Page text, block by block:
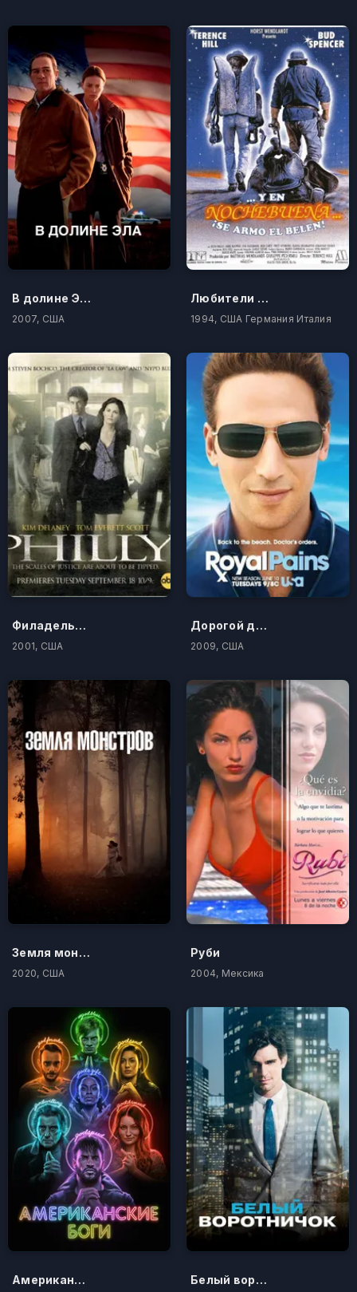
В долине Эла
2007, США
Любители неприятностей
1994, США Германия Италия
Филадельфия
2001, США
Дорогой доктор
2009, США
Земля монстров
2020, США
Руби
2004, Мексика
Американские боги Белый воротничок